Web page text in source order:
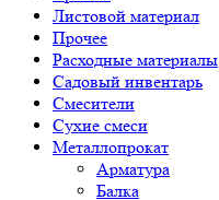
Листовой материал
Прочее
Расходные материалы
Садовый инвентарь
Смесители
Сухие смеси
Металлопрокат
Арматура
Балка